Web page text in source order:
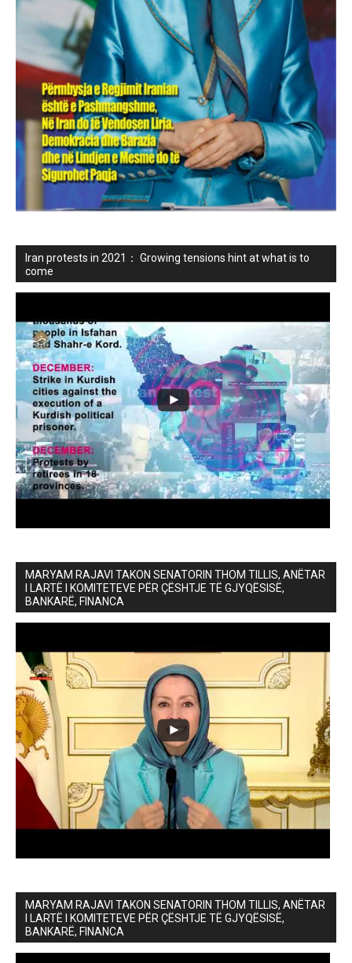
Iran protests in 2021： Growing tensions hint at what is to
come
MARYAM RAJAVI TAKON SENATORIN THOM TILLIS, ANËTAR
I LARTË I KOMITETEVE PËR ÇËSHTJE TË GJYQËSISË,
BANKARË, FINANCA
MARYAM RAJAVI TAKON SENATORIN THOM TILLIS, ANËTAR
I LARTË I KOMITETEVE PËR ÇËSHTJE TË GJYQËSISË,
BANKARË, FINANCA